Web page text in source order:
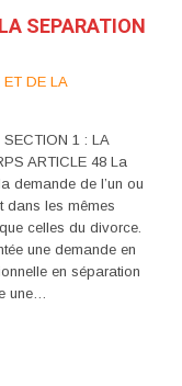
SEPARATION
DE LA
1 : LA
ARTICLE 48 La
demande de l’un ou
dans les mêmes
celles du divorce.
une demande en
en séparation
une…